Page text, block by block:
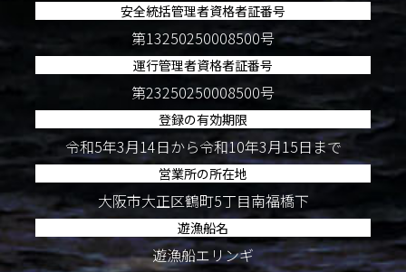
安全統括管理者資格者証番号
第13250250008500号
運行管理者資格者証番号
第23250250008500号
登録の有効期限
令和5年3月14日から令和10年3月15日まで
営業所の所在地
大阪市大正区鶴町5丁目南福橋下
遊漁船名
遊漁船エリンギ